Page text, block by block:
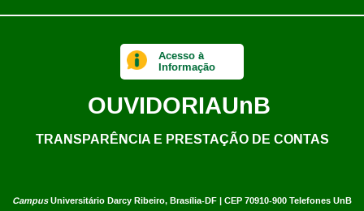
CampusUniversitário Darcy Ribeiro, Brasília-DF | CEP 70910-900 Telefones UnB
Acesso à
Informação
OUVIDORIAUnB
TRANSPARÊNCIA E PRESTAÇÃO DE CONTAS